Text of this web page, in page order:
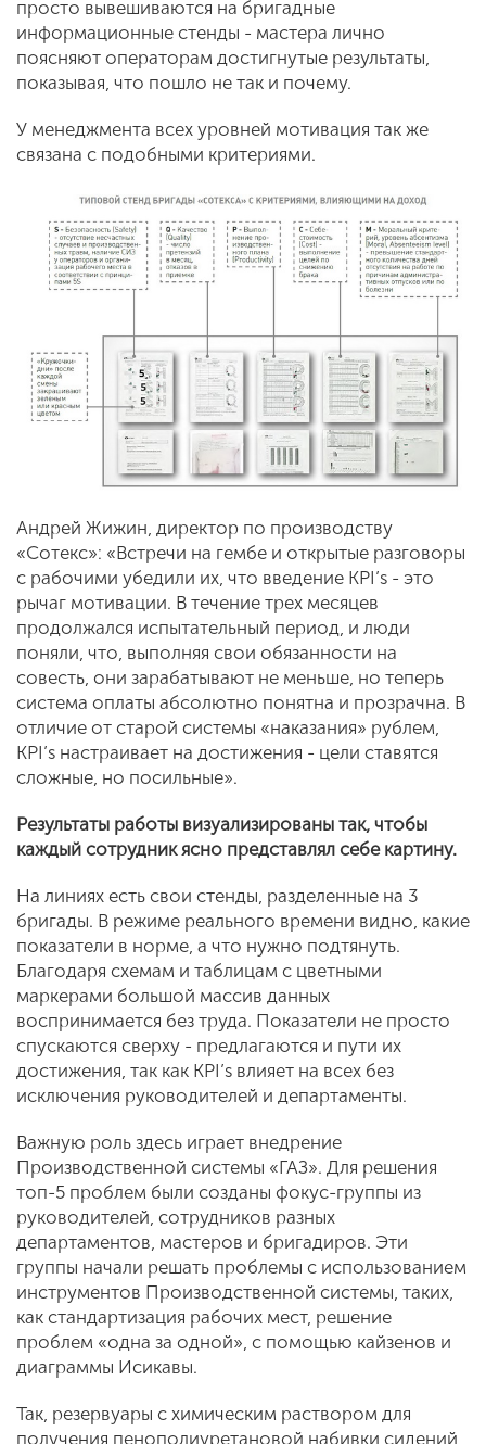
просто вывешиваются на бригадные
информационные стенды - мастера лично
поясняют операторам достигнутые результаты,
показывая, что пошло не так и почему.
У менеджмента всех уровней мотивация так же
связана с подобными критериями.
Андрей Жижин, директор по производству
«Сотекс»: «Встречи на гембе и открытые разговоры
с рабочими убедили их, что введение KPI’s - это
рычаг мотивации. В течение трех месяцев
продолжался испытательный период, и люди
поняли, что, выполняя свои обязанности на
совесть, они зарабатывают не меньше, но теперь
система оплаты абсолютно понятна и прозрачна. В
отличие от старой системы «наказания» рублем,
KPI’s настраивает на достижения - цели ставятся
сложные, но посильные».
Результаты работы визуализированы так, чтобы
каждый сотрудник ясно представлял себе картину.
На линиях есть свои стенды, разделенные на 3
бригады. В режиме реального времени видно, какие
показатели в норме, а что нужно подтянуть.
Благодаря схемам и таблицам с цветными
маркерами большой массив данных
воспринимается без труда. Показатели не просто
спускаются сверху - предлагаются и пути их
достижения, так как KPI’s влияет на всех без
исключения руководителей и департаменты.
Важную роль здесь играет внедрение
Производственной системы «ГАЗ». Для решения
топ-5 проблем были созданы фокус-группы из
руководителей, сотрудников разных
департаментов, мастеров и бригадиров. Эти
группы начали решать проблемы с использованием
инструментов Производственной системы, таких,
как стандартизация рабочих мест, решение
проблем «одна за одной», с помощью кайзенов и
диаграммы Исикавы.
Так, резервуары с химическим раствором для
получения пенополиуретановой набивки сидений